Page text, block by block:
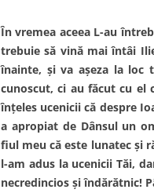
În vremea aceea L-au
trebuie să vină mai întâi
înainte, şi va aşeza la loc
cunoscut, ci au făcut cu el
înţeles ucenicii că despre
a apropiat de Dânsul un
fiul meu că este lunatec şi
l-am adus la ucenicii Tăi,
necredincios şi îndărătnic!